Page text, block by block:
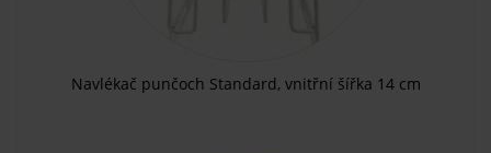
Navlékač punčoch Standard, vnitřní šířka 14 cm